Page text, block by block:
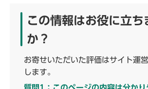
この情報はお役に立ち
か？
お寄せいただいた評価はサイト運
します。
質問1：このページの内容は分か